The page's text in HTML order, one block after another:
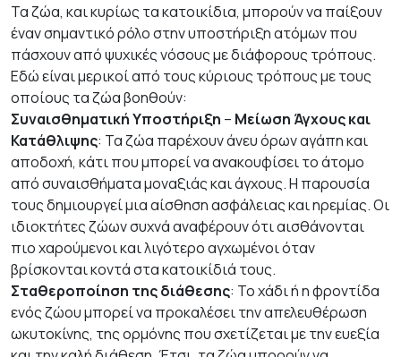
Τα ζώα, και κυρίως τα κατοικίδια, μπορούν να παίξουν
έναν σημαντικό ρόλο στην υποστήριξη ατόμων που
πάσχουν από ψυχικές νόσους με διάφορους τρόπους.
Εδώ είναι μερικοί από τους κύριους τρόπους με τους
οποίους τα ζώα βοηθούν:
Συναισθηματική Υποστήριξη – Μείωση Άγχους και
Κατάθλιψης: Τα ζώα παρέχουν άνευ όρων αγάπη και
αποδοχή, κάτι που μπορεί να ανακουφίσει το άτομο
από συναισθήματα μοναξιάς και άγχους. Η παρουσία
τους δημιουργεί μια αίσθηση ασφάλειας και ηρεμίας. Οι
ιδιοκτήτες ζώων συχνά αναφέρουν ότι αισθάνονται
πιο χαρούμενοι και λιγότερο αγχωμένοι όταν
βρίσκονται κοντά στα κατοικίδιά τους.
Σταθεροποίηση της διάθεσης: Το χάδι ή η φροντίδα
ενός ζώου μπορεί να προκαλέσει την απελευθέρωση
ωκυτοκίνης, της ορμόνης που σχετίζεται με την ευεξία